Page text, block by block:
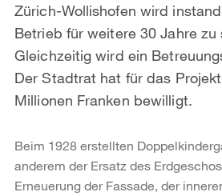
Zürich-Wollishofen wird
Betrieb für weitere 30 Jahre zu
Gleichzeitig wird ein
Der Stadtrat hat für das
Millionen Franken bewilligt.
Beim 1928 erstellten
anderem der Ersatz des
Erneuerung der Fassade, der